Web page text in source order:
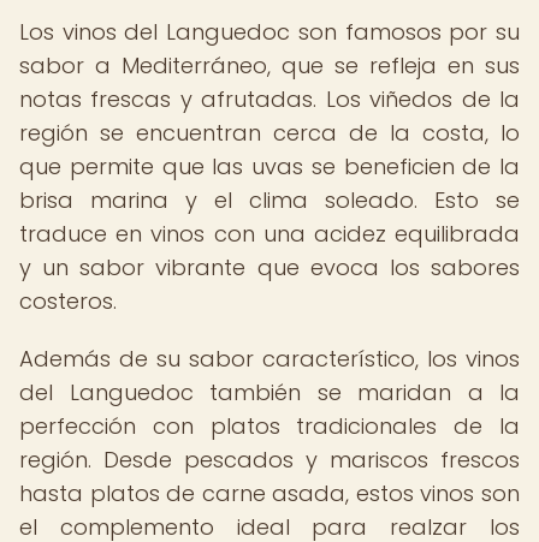
Los vinos del Languedoc son famosos por su
sabor a Mediterráneo, que se refleja en sus
notas frescas y afrutadas. Los viñedos de la
región se encuentran cerca de la costa, lo
que permite que las uvas se beneficien de la
brisa marina y el clima soleado. Esto se
traduce en vinos con una acidez equilibrada
y un sabor vibrante que evoca los sabores
costeros.
Además de su sabor característico, los vinos
del Languedoc también se maridan a la
perfección con platos tradicionales de la
región. Desde pescados y mariscos frescos
hasta platos de carne asada, estos vinos son
el complemento ideal para realzar los